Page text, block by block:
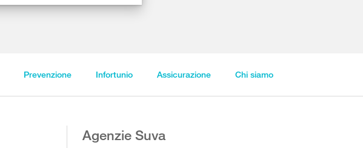
Prevenzione Infortunio Assicurazione Chi siamo
Agenzie Suva